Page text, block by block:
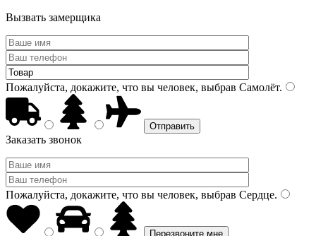
Вызвать замерщика
Пожалуйста, докажите, что вы человек, выбрав Самолёт.
Заказать звонок
Пожалуйста, докажите, что вы человек, выбрав Сердце.